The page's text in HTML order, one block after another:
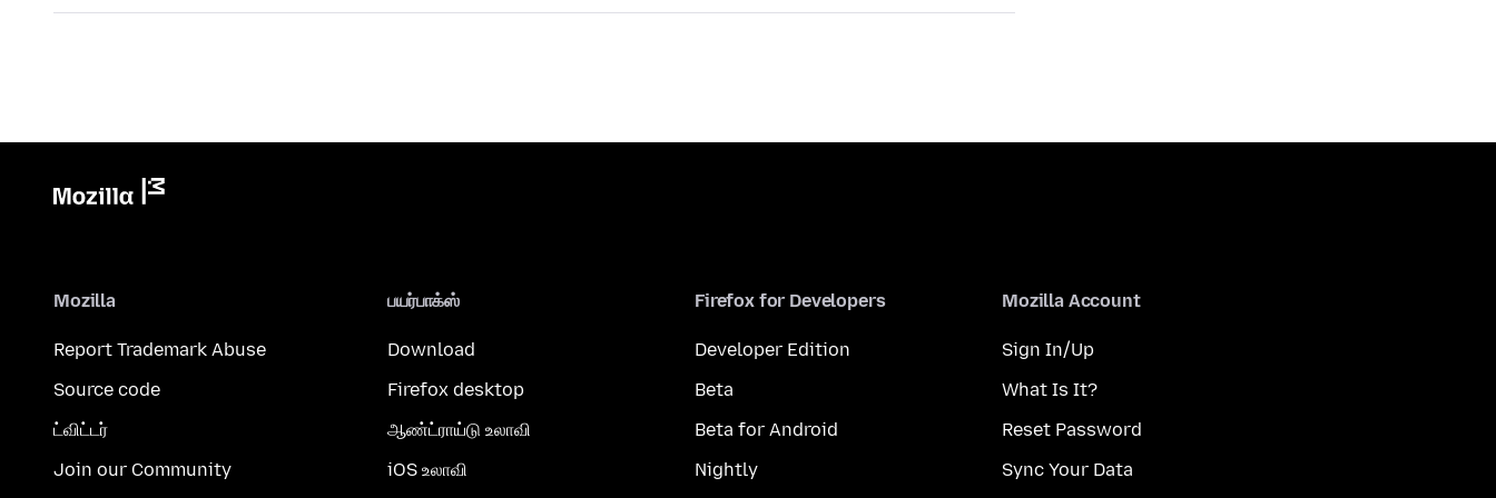
Mozilla
Report Trademark Abuse
Source code
ட்விட்டர்
Join our Community
பயர்பாக்ஸ்
Download
Firefox desktop
ஆண்ட்ராய்டு உலாவி
iOS உலாவி
Firefox for Developers
Developer Edition
Beta
Beta for Android
Nightly
Mozilla Account
Sign In/Up
What Is It?
Reset Password
Sync Your Data